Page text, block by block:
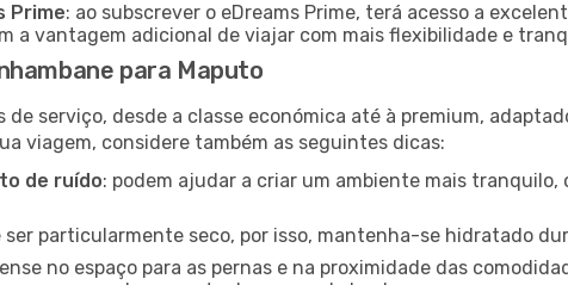
Prime: ao subscrever o eDreams Prime, terá acesso a
a vantagem adicional de viajar com mais flexibilidade e
para Maputo
serviço, desde a classe económica até à premium,
viagem, considere também as seguintes dicas:
de ruído: podem ajudar a criar um ambiente mais tranquilo,
ser particularmente seco, por isso, mantenha-se hidratado
no espaço para as pernas e na proximidade das